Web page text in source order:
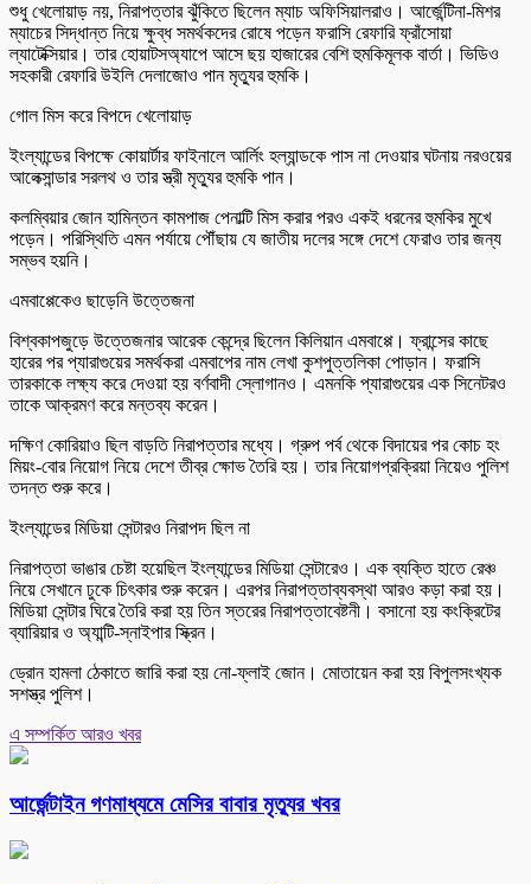
শুধু খেলোয়াড় নয়, নিরাপত্তার ঝুঁকিতে ছিলেন ম্যাচ অফিসিয়ালরাও। আর্জেন্টিনা-মিশর
ম্যাচের সিদ্ধান্ত নিয়ে ক্ষুব্ধ সমর্থকদের রোষে পড়েন ফরাসি রেফারি ফ্রাঁসোয়া
ল্যাটেক্সিয়ার। তার হোয়াটসঅ্যাপে আসে ছয় হাজারের বেশি হুমকিমূলক বার্তা। ভিডিও
সহকারী রেফারি উইলি দেলাজোও পান মৃত্যুর হুমকি।
গোল মিস করে বিপদে খেলোয়াড়
ইংল্যান্ডের বিপক্ষে কোয়ার্টার ফাইনালে আর্লিং হল্যান্ডকে পাস না দেওয়ার ঘটনায় নরওয়ের
আলেক্সান্ডার সরলথ ও তার স্ত্রী মৃত্যুর হুমকি পান।
কলম্বিয়ার জোন হামিন্তন কামপাজ পেনাল্টি মিস করার পরও একই ধরনের হুমকির মুখে
পড়েন। পরিস্থিতি এমন পর্যায়ে পৌঁছায় যে জাতীয় দলের সঙ্গে দেশে ফেরাও তার জন্য
সম্ভব হয়নি।
এমবাপ্পেকেও ছাড়েনি উত্তেজনা
বিশ্বকাপজুড়ে উত্তেজনার আরেক কেন্দ্রে ছিলেন কিলিয়ান এমবাপ্পে। ফ্রান্সের কাছে
হারের পর প্যারাগুয়ের সমর্থকরা এমবাপের নাম লেখা কুশপুত্তলিকা পোড়ান। ফরাসি
তারকাকে লক্ষ্য করে দেওয়া হয় বর্ণবাদী স্লোগানও। এমনকি প্যারাগুয়ের এক সিনেটরও
তাকে আক্রমণ করে মন্তব্য করেন।
দক্ষিণ কোরিয়াও ছিল বাড়তি নিরাপত্তার মধ্যে। গ্রুপ পর্ব থেকে বিদায়ের পর কোচ হং
মিয়ং-বোর নিয়োগ নিয়ে দেশে তীব্র ক্ষোভ তৈরি হয়। তার নিয়োগপ্রক্রিয়া নিয়েও পুলিশ
তদন্ত শুরু করে।
ইংল্যান্ডের মিডিয়া সেন্টারও নিরাপদ ছিল না
নিরাপত্তা ভাঙার চেষ্টা হয়েছিল ইংল্যান্ডের মিডিয়া সেন্টারেও। এক ব্যক্তি হাতে রেঞ্চ
নিয়ে সেখানে ঢুকে চিৎকার শুরু করেন। এরপর নিরাপত্তাব্যবস্থা আরও কড়া করা হয়।
মিডিয়া সেন্টার ঘিরে তৈরি করা হয় তিন স্তরের নিরাপত্তাবেষ্টনী। বসানো হয় কংক্রিটের
ব্যারিয়ার ও অ্যান্টি-স্নাইপার স্ক্রিন।
ড্রোন হামলা ঠেকাতে জারি করা হয় নো-ফ্লাই জোন। মোতায়েন করা হয় বিপুলসংখ্যক
সশস্ত্র পুলিশ।
এ সম্পর্কিত আরও খবর
আর্জেন্টাইন গণমাধ্যমে মেসির বাবার মৃত্যুর খবর